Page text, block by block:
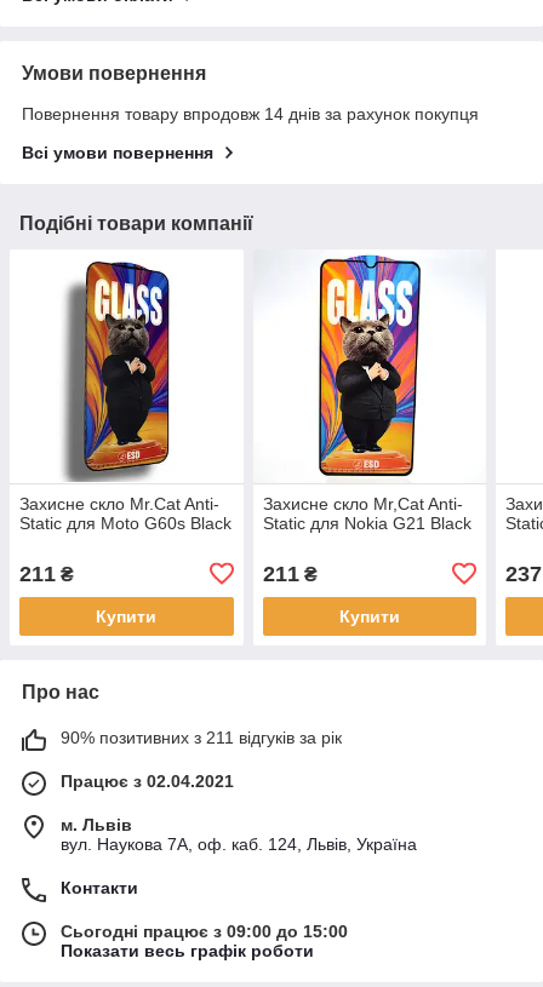
Умови повернення
Повернення товару впродовж 14 днів за рахунок покупця
Всі умови повернення
Подібні товари компанії
Захисне скло Mr.Cat Anti-
Static для Moto G60s Black
211 ₴
Купити
Захисне скло Mr,Cat Anti-
Static для Nokia G21 Black
211₴
Купити
237
Про нас
90% позитивних з 211 відгуків за рік
Працює з 02.04.2021
м. Львів
вул. Наукова 7А, оф. каб. 124, Львів, Україна
Контакти
Сьогодні працює з 09:00 до 15:00
Показати весь графік роботи